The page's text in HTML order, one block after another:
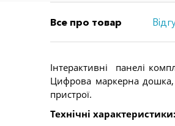
Все про товар
Інтерактивні панелі
Цифрова маркерна дошка,
пристрої.
Технічні характеристики: